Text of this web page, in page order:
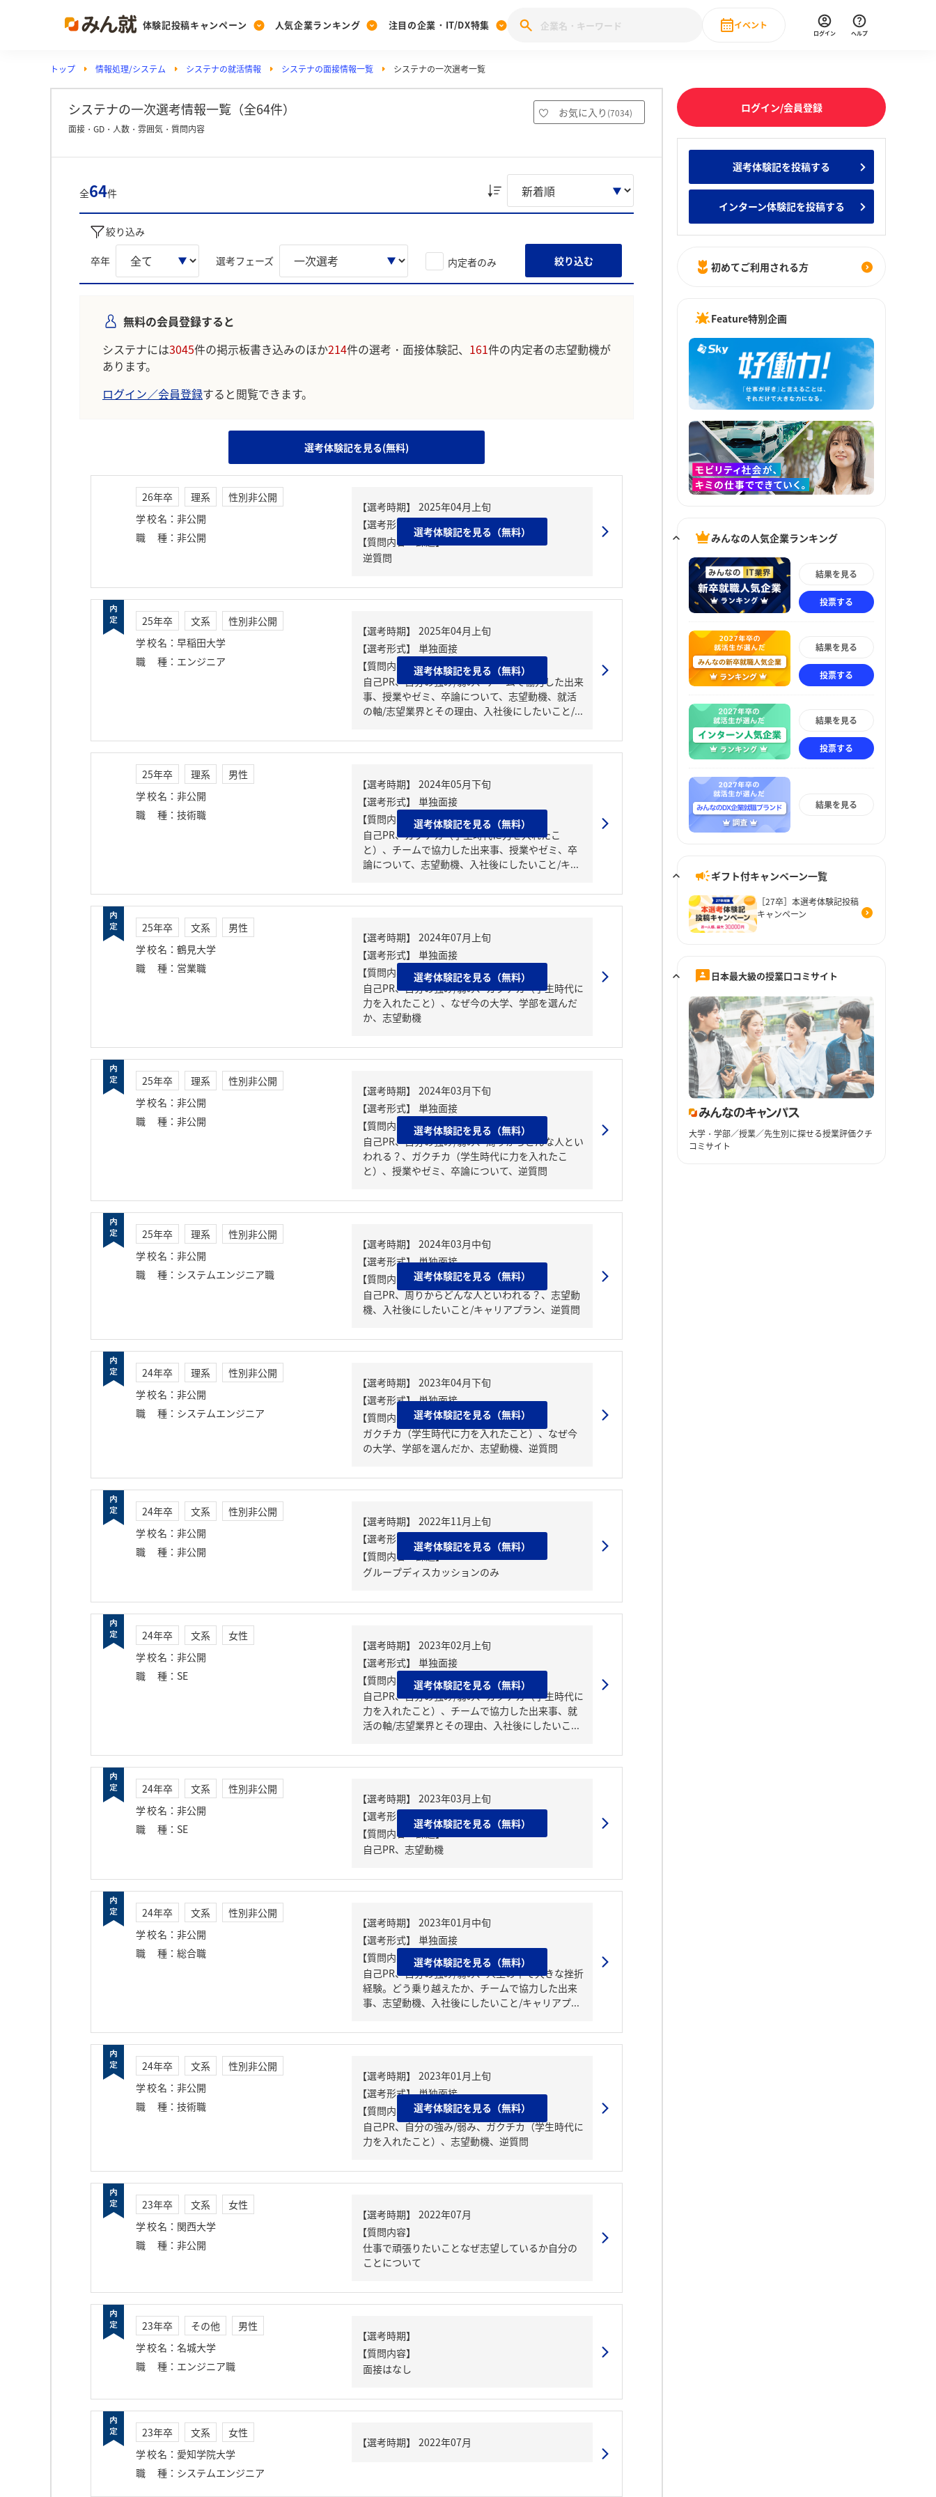
体験記投稿キャンペーン
Post
投稿する
[27卒] 本選考体験記投稿キャンペーン
人気企業ランキング
Ranking
ランキングを見る
Vote みんなの新卒就職人気企業ランキング みんなのインターン人気企業ランキ
注目の企業・IT/DX特集
PickUp
注目の企業特集
28卒 IT・DX現場社員インタビュー
イベント
直近のイベント一覧
ログイン ヘルプ
トップ 情報処理/システム システナの就活情報 システナの面接情報一覧 システナの一次選考一覧
システナの一次選考情報一覧（全64件） お気に入り (7034)
面接・GD・人数・雰囲気・質問内容
全64件
絞り込み
卒年 選考フェーズ 内定者のみ 絞り込む
無料の会員登録すると
システナには3045件の掲示板書き込みのほか214件の選考・面接体験記、 161件の内定者の志望動機が
あります。
ログイン／会員登録すると閲覧できます。
選考体験記を見る(無料)
26年卒 理系
性別非公開
学校名 ： 非公開
職種 ： 非公開
【質問内容・課題】
逆質問
選考体験記を見る（無料）
25年卒 文系
性別非公開
学校名 ： 早稲田大学
職種 ： エンジニア
【質問内容・課題】
自己PR、自分の強み/弱み、チームで協力した出来
事、授業やゼミ、卒論について、志望動機、就活
の軸/志望業界とその理由、入社後にしたいこと/...
選考体験記を見る（無料）
25年卒 理系
男性
学校名 ： 非公開
職種 ： 技術職
【質問内容・課題】
自己PR、ガクチカ（学生時代に力を入れたこ
と）、チームで協力した出来事、授業やゼミ、卒
論について、志望動機、入社後にしたいこと/キ...
選考体験記を見る（無料）
25年卒 文系
男性
学校名 ： 鶴見大学
職種 ： 営業職
【質問内容・課題】
自己PR、自分の強み/弱み、ガクチカ（学生時代に
力を入れたこと）、なぜ今の大学、学部を選んだ
か、志望動機
選考体験記を見る（無料）
25年卒 理系
性別非公開
学校名 ： 非公開
職種 ： 非公開
【質問内容・課題】
自己PR、自分の強み/弱み、周りからどんな人とい
われる？、ガクチカ（学生時代に力を入れたこ
と）、授業やゼミ、卒論について、逆質問
選考体験記を見る（無料）
25年卒 理系
性別非公開
学校名 ： 非公開
職種 ： システムエンジニア職
【質問内容・課題】
自己PR、周りからどんな人といわれる？、志望動
機、入社後にしたいこと/キャリアプラン、逆質問
選考体験記を見る（無料）
24年卒 理系
性別非公開
学校名 ： 非公開
職種 ： システムエンジニア
【質問内容・課題】
ガクチカ（学生時代に力を入れたこと）、なぜ今
の大学、学部を選んだか、志望動機、逆質問
選考体験記を見る（無料）
24年卒 文系
性別非公開
学校名 ： 非公開
職種 ： 非公開
【質問内容・課題】
グループディスカッションのみ
選考体験記を見る（無料）
24年卒 文系
女性
学校名 ： 非公開
職種 ： SE
【質問内容・課題】
自己PR、自分の強み/弱み、ガクチカ（学生時代に
力を入れたこと）、チームで協力した出来事、就
活の軸/志望業界とその理由、入社後にしたいこ...
選考体験記を見る（無料）
24年卒 文系
性別非公開
学校名 ： 非公開
職種 ： SE
【質問内容・課題】
自己PR、志望動機
選考体験記を見る（無料）
24年卒 文系
性別非公開
学校名 ： 非公開
職種 ： 総合職
【質問内容・課題】
自己PR、自分の強み/弱み、人生の中で大きな挫折
経験。どう乗り越えたか、チームで協力した出来
事、志望動機、入社後にしたいこと/キャリアプ...
選考体験記を見る（無料）
24年卒 文系
性別非公開
学校名 ： 非公開
職種 ： 技術職
【質問内容・課題】
自己PR、自分の強み/弱み、ガクチカ（学生時代に
力を入れたこと）、志望動機、逆質問
選考体験記を見る（無料）
23年卒 文系
女性
学校名 ： 関西大学
職種 ： 非公開
【質問内容】
仕事で頑張りたいことなぜ志望しているか自分の
ことについて
23年卒 その他
男性
学校名 ： 名城大学
職種 ： エンジニア職
【質問内容】
面接はなし
23年卒 文系
女性
学校名 ： 愛知学院大学
職種 ： システムエンジニア
ログイン/会員登録
選考体験記を投稿する
インターン体験記を投稿する
初めてご利用される方
Feature特別企画
みんなの人気企業ランキング
結果を見る
投票する
結果を見る
投票する
結果を見る
投票する
結果を見る
ギフト付キャンペーン一覧
［27卒］本選考体験記投稿
キャンペーン
日本最大級の授業口コミサイト
大学・学部／授業／先生別に探せる授業評価クチ
コミサイト